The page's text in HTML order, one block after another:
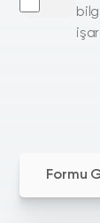
Formu